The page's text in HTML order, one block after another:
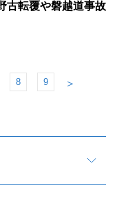
転覆や磐越道事故
8 9 ＞